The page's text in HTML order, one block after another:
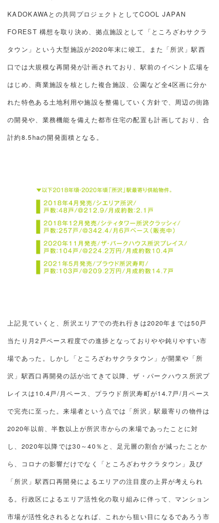
KADOKAWAとの共同プロジェクトとしてCOOL JAPAN
FOREST 構想を取り決め、拠点施設として「ところざわサクラ
タウン」という大型施設が2020年末に竣工。また「所沢」駅西
口では大規模な再開発が計画されており、駅前のイベント広場を
はじめ、商業施設を核とした複合施設、公園など全4区画に分か
れた特色ある土地利用や施設を整備していく方針で、周辺の街路
の開発や、業務機能を備えた都市住宅の配置も計画しており、合
計約8.5haの開発面積となる。
上記見ていくと、所沢エリアでの売れ行きは2020年までは50戸
当たり月2戸ペース程度での進捗となっておりやや鈍りやすい市
場であった。しかし「ところざわサクラタウン」が開業や「所
沢」駅西口再開発の話が出てきて以降、ザ・パークハウス所沢プ
レイスは10.4戸/月ペース、プラウド所沢寿町が14.7戸/月ペース
で完売に至った。来場者という点では「所沢」駅最寄りの物件は
2020年以前、半数以上が所沢市からの来場であったことに対
し、2020年以降では30～40％と、足元層の割合が減ったことか
ら、コロナの影響だけでなく「ところざわサクラタウン」及び
「所沢」駅西口再開発によるエリアの注目度の上昇が考えられ
る。行政区によるエリア活性化の取り組みに伴って、マンション
市場が活性化されるとなれば、これから狙い目になるであろう市